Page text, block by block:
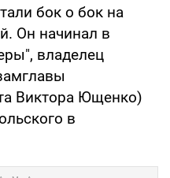
бок о бок на
Он начинал в
владелец
Виктора Ющенко)
в